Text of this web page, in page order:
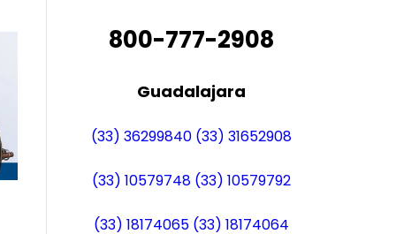
800-777-2908
Guadalajara
(33) 36299840 (33) 31652908
(33) 10579748 (33) 10579792
(33) 18174065 (33) 18174064